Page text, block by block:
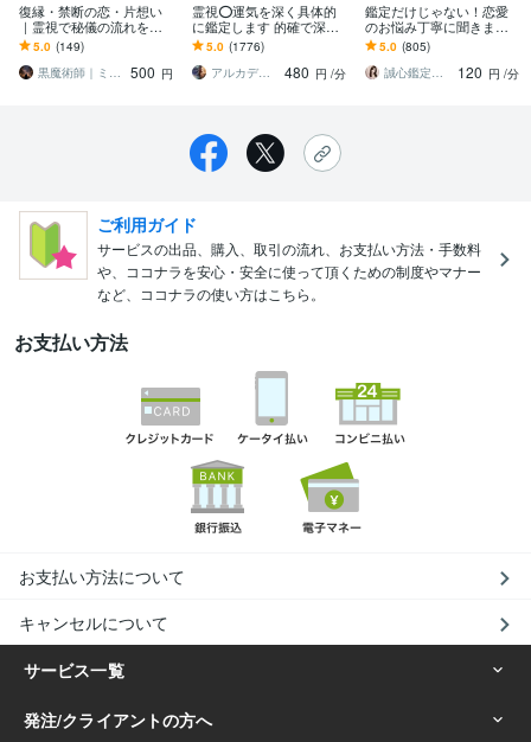
復縁・禁断の恋・片想い
｜霊視で秘儀の流れを結
びます 必ず結ばれたいと
強く願う方限定の叶わぬ
恋を動かす「秘儀鑑定」
5.0 (149)
黒魔術師｜ミレイ
500 円
霊視⭕️運気を深く具体的
に鑑定します 的確で深い
霊視☆心を読み解く圧倒
的情報量☆悩みの根拠解
明
5.0 (1776)
アルカディア
480 円 /分
鑑定だけじゃない！恋愛
のお悩み丁寧に聞きます
高次元チャネリングであ
なたに必要なメッセージ
を届けます
5.0 (805)
誠心鑑定士❤️Luna ルナ
120 円 /分
ご利用ガイド
サービスの出品、購入、取引の流れ、お支払い方法・手数料
や、ココナラを安心・安全に使って頂くための制度やマナー
など、ココナラの使い方はこちら。
お支払い方法
お支払い方法について
キャンセルについて